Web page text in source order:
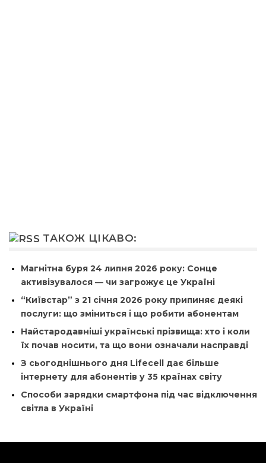
ТАКОЖ ЦІКАВО:
Магнітна буря 24 липня 2026 року: Сонце
активізувалося — чи загрожує це Україні
“Київстар” з 21 січня 2026 року припиняє деякі
послуги: що зміниться і що робити абонентам
Найстародавніші українські прізвища: хто і коли
їх почав носити, та що вони означали насправді
З сьогоднішнього дня Lifecell дає більше
інтернету для абонентів у 35 країнах світу
Способи зарядки смартфона під час відключення
світла в Україні